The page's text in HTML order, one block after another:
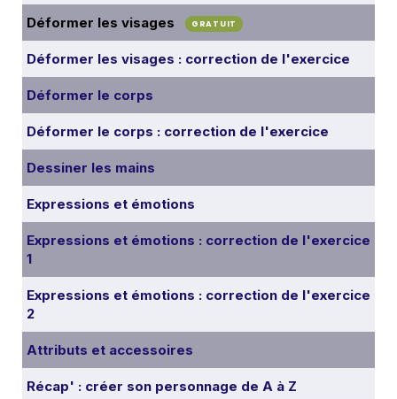
Déformer les visages GRATUIT
Déformer les visages : correction de l'exercice
Déformer le corps
Déformer le corps : correction de l'exercice
Dessiner les mains
Expressions et émotions
Expressions et émotions : correction de l'exercice
1
Expressions et émotions : correction de l'exercice
2
Attributs et accessoires
Récap' : créer son personnage de A à Z